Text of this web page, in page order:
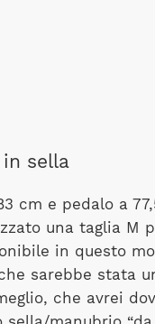
sella
cm e pedalo a
una taglia M
in questo
sarebbe stata
che avrei